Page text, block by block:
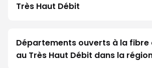
Très Haut Débit
Départements ouverts à la fibre
au Très Haut Débit dans la